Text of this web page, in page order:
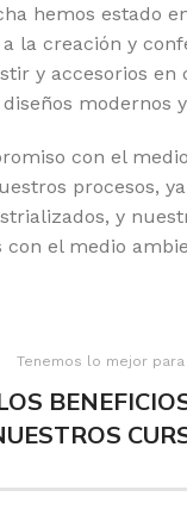
hemos estado
la creación y
y accesorios en
modernos
con el
procesos,
y
con el medio
Tenemos lo mejor